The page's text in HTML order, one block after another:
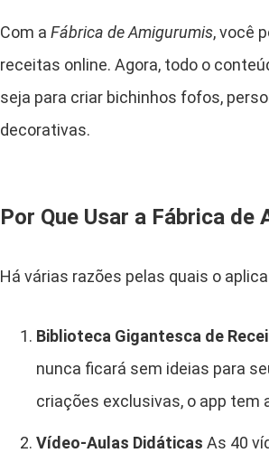
Com a Fábrica de Amigurumis, você
receitas online. Agora, todo o
seja para criar bichinhos fofos,
decorativas.
Por Que Usar a Fábrica de
Há várias razões pelas quais o
Biblioteca Gigantesca de
nunca ficará sem ideias para
criações exclusivas, o app tem
Vídeo-Aulas Didáticas As 40